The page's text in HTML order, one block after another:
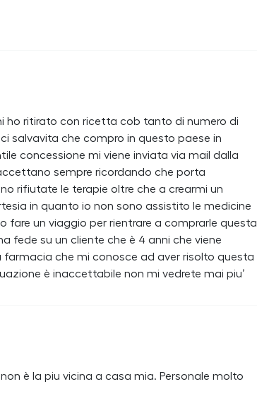
ho ritirato con ricetta cob tanto di numero di
salvavita che compro in questo paese in
concessione mi viene inviata via mail dalla
sempre ricordando che porta
rifiutate le terapie oltre che a crearmi un
in quanto io non sono assistito le medicine
fare un viaggio per rientrare a comprarle questa
su un cliente che è 4 anni che viene
che mi conosce ad aver risolto questa
è inaccettabile non mi vedrete mai piu’
è la piu vicina a casa mia. Personale molto